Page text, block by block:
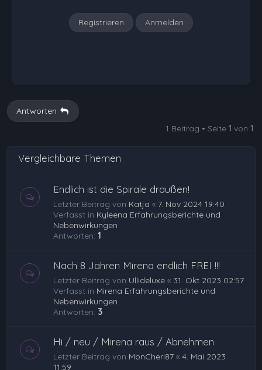
Registrieren Anmelden
Antworten
1 Beitrag • Seite 1 von 1
Vergleichbare Themen
Endlich ist die Spirale draußen!
Letzter Beitrag von Katja « 7. Nov 2024 19:40
Verfasst in Kyleena Erfahrungsberichte und
Nebenwirkungen
Antworten: 1
Nach 8 Jahren Mirena endlich FREI !!!
Letzter Beitrag von Ullideluxe « 31. Okt 2023 02:57
Verfasst in Mirena Erfahrungsberichte und
Nebenwirkungen
Antworten: 3
Hi / neu / Mirena raus / Abnehmen
Letzter Beitrag von MonCheri87 « 4. Mai 2023
11:59